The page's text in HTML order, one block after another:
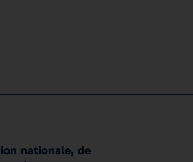
nationale, de